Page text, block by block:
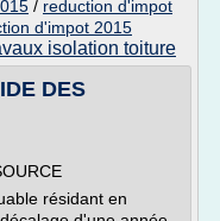
/ reduction d'impot
d'impot 2015
isolation toiture
DES
résidant en